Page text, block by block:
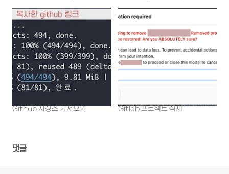
Github 저장소 가져오기 Gitlab 프로젝트 삭제
댓글